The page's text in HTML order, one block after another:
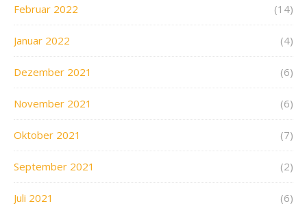
Februar 2022 (14)
Januar 2022 (4)
Dezember 2021 (6)
November 2021 (6)
Oktober 2021 (7)
September 2021 (2)
Juli 2021 (6)